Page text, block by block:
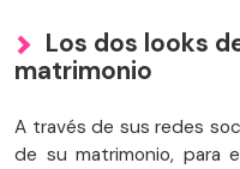
Los dos looks
matrimonio
A través de sus redes
de su matrimonio, para